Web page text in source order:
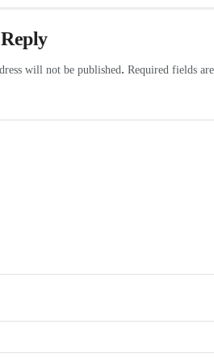
will not be published. Required fields